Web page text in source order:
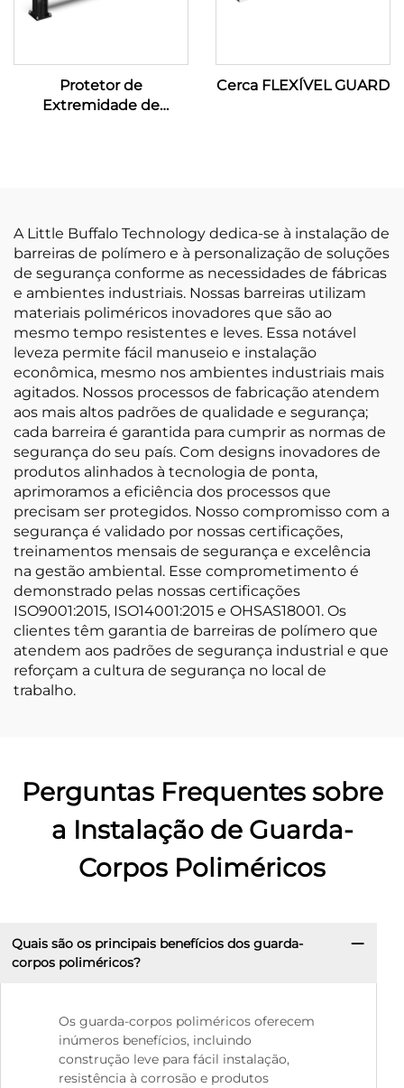
Protetor de
Extremidade de
Cerca FLEXÍVEL GUARD
A Little Buffalo Technology dedica-se à instalação de
barreiras de polímero e à personalização de soluções
de segurança conforme as necessidades de fábricas
e ambientes industriais. Nossas barreiras utilizam
materiais poliméricos inovadores que são ao
mesmo tempo resistentes e leves. Essa notável
leveza permite fácil manuseio e instalação
econômica, mesmo nos ambientes industriais mais
agitados. Nossos processos de fabricação atendem
aos mais altos padrões de qualidade e segurança;
cada barreira é garantida para cumprir as normas de
segurança do seu país. Com designs inovadores de
produtos alinhados à tecnologia de ponta,
aprimoramos a eficiência dos processos que
precisam ser protegidos. Nosso compromisso com a
segurança é validado por nossas certificações,
treinamentos mensais de segurança e excelência
na gestão ambiental. Esse comprometimento é
demonstrado pelas nossas certificações
ISO9001:2015, ISO14001:2015 e OHSAS18001. Os
clientes têm garantia de barreiras de polímero que
atendem aos padrões de segurança industrial e que
reforçam a cultura de segurança no local de
trabalho.
Perguntas Frequentes sobre
a Instalação de Guarda-
Corpos Poliméricos
Quais são os principais benefícios dos guarda-
corpos poliméricos?
Os guarda-corpos poliméricos oferecem
inúmeros benefícios, incluindo
construção leve para fácil instalação,
resistência à corrosão e produtos